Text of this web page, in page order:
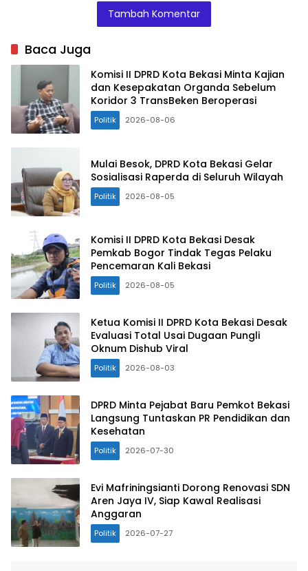
Indrawijaya
(Poto:Istimewa)
Tambah Komentar
Baca Juga
Komisi II DPRD Kota Bekasi Minta Kajian
dan Kesepakatan Organda Sebelum
Koridor 3 TransBeken Beroperasi
Politik 2026-08-06
Mulai Besok, DPRD Kota Bekasi Gelar
Sosialisasi Raperda di Seluruh Wilayah
Politik 2026-08-05
Komisi II DPRD Kota Bekasi Desak
Pemkab Bogor Tindak Tegas Pelaku
Pencemaran Kali Bekasi
Politik 2026-08-05
Ketua Komisi II DPRD Kota Bekasi Desak
Evaluasi Total Usai Dugaan Pungli
Oknum Dishub Viral
Politik 2026-08-03
DPRD Minta Pejabat Baru Pemkot Bekasi
Langsung Tuntaskan PR Pendidikan dan
Kesehatan
Politik 2026-07-30
Evi Mafriningsianti Dorong Renovasi SDN
Aren Jaya IV, Siap Kawal Realisasi
Anggaran
Politik 2026-07-27